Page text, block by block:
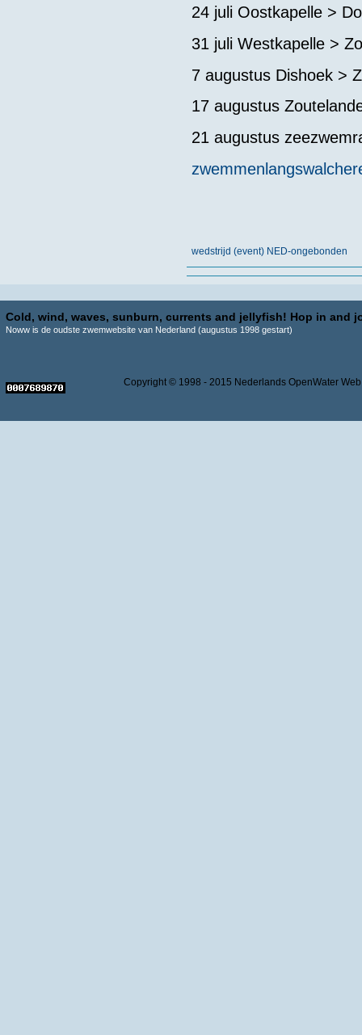
24 juli Oostkapelle >
31 juli Westkapelle >
7 augustus Dishoek >
17 augustus
21 augustus
wedstrijd (event) NED-ongebonden
Cold, wind, waves, sunburn, currents and jellyfish! Hop in and
Noww is de oudste zwemwebsite van Nederland (augustus 1998 gestart)
Copyright © 1998 - 2015 Nederlands OpenWater